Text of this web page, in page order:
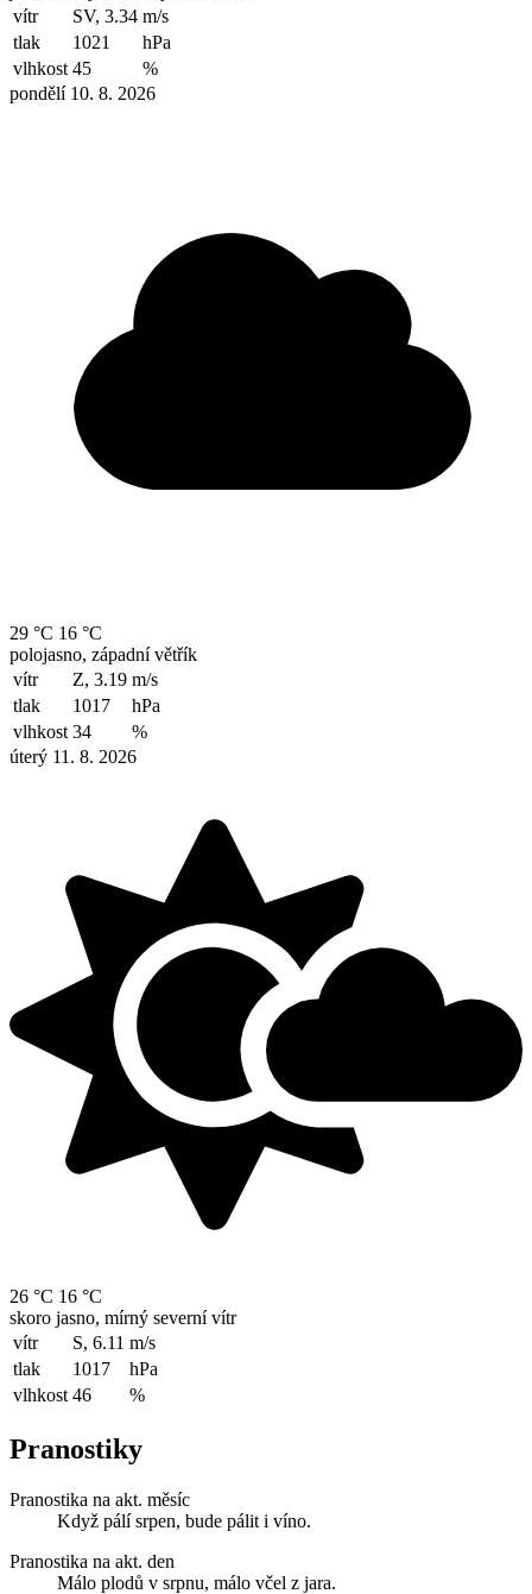
vítr
SV, 3.34 m/s
tlak
1021
hPa
vlhkost 45
%
pondělí 10. 8. 2026
29 °C 16 °C
polojasno, západní větřík
vítr
Z, 3.19 m/s
tlak
1017
hPa
vlhkost 34
%
úterý 11. 8. 2026
26 °C 16 °C
skoro jasno, mírný severní vítr
vítr
S, 6.11 m/s
tlak
1017
hPa
vlhkost 46 %
Pranostiky
Pranostika na akt. měsíc
Když pálí srpen, bude pálit i víno.
Pranostika na akt. den
Málo plodů v srpnu, málo včel z jara.